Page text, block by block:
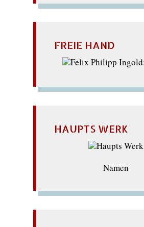
FREIE HAND
HAUPTS WERK
Namen